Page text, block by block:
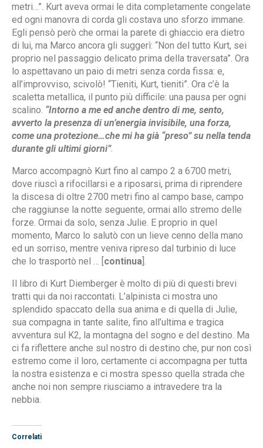
metri…”. Kurt aveva ormai le dita completamente congelate
ed ogni manovra di corda gli costava uno sforzo immane.
Egli pensò però che ormai la parete di ghiaccio era dietro
di lui, ma Marco ancora gli suggerì: “Non del tutto Kurt, sei
proprio nel passaggio delicato prima della traversata”. Ora
lo aspettavano un paio di metri senza corda fissa: e,
all’improvviso, scivolò! “Tieniti, Kurt, tieniti”. Ora c’è la
scaletta metallica, il punto più difficile: una pausa per ogni
scalino. “Intorno a me ed anche dentro di me, sento,
avverto la presenza di un’energia invisibile, una forza,
come una protezione…che mi ha già “preso” su nella tenda
durante gli ultimi giorni”.
Marco accompagnò Kurt fino al campo 2 a 6700 metri,
dove riuscì a rifocillarsi e a riposarsi, prima di riprendere
la discesa di oltre 2700 metri fino al campo base, campo
che raggiunse la notte seguente, ormai allo stremo delle
forze. Ormai da solo, senza Julie. E proprio in quel
momento, Marco lo salutò con un lieve cenno della mano
ed un sorriso, mentre veniva ripreso dal turbinio di luce
che lo trasportò nel … [ continua ].
Il libro di Kurt Diemberger è molto di più di questi brevi
tratti qui da noi raccontati. L’alpinista ci mostra uno
splendido spaccato della sua anima e di quella di Julie,
sua compagna in tante salite, fino all’ultima e tragica
avventura sul K2, la montagna del sogno e del destino. Ma
ci fa riflettere anche sul nostro di destino che, pur non così
estremo come il loro, certamente ci accompagna per tutta
la nostra esistenza e ci mostra spesso quella strada che
anche noi non sempre riusciamo a intravedere tra la
nebbia.
Correlati